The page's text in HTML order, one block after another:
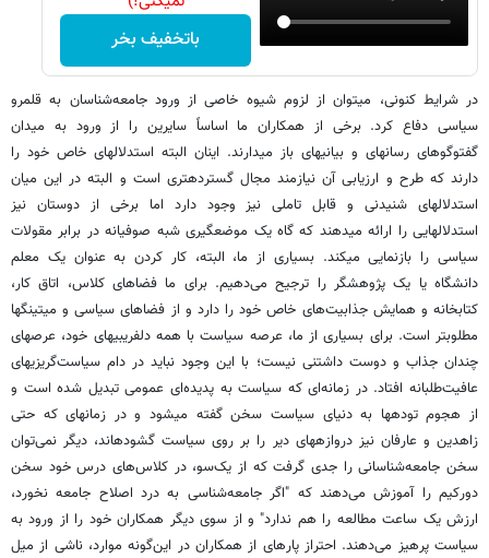
باتخفیف بخر
در شرایط کنونی، می‏توان از لزوم شیوه‌ خاصی از ورود جامعه‌شناسان به قلمرو
سیاسی دفاع کرد. برخی از همکاران ما اساساً سایرین را از ورود به میدان
گفت‏وگوهای رسانه‏ای و بیانیه‏ای باز می‏دارند. اینان البته استدلال‏های خاص خود را
دارند که طرح و ارزیابی آن نیازمند مجال گسترده‏تری است و البته در این میان
استدلال‏های شنیدنی و قابل تاملی نیز وجود دارد اما برخی از دوستان نیز
استدلال‏هایی را ارائه می‏دهند که گاه یک موضع‏گیری شبه صوفیانه در برابر مقولات
سیاسی را بازنمایی می‏کند. بسیاری از ما، البته،‌ کار کردن به عنوان یک معلم
دانشگاه یا یک پژوهشگر را ترجیح می‌دهیم. برای ما فضاهای کلاس، اتاق کار،
کتابخانه و همایش جذابیت‌های خاص خود را دارد و از فضاهای سیاسی و میتینگ‏ها
مطلوب‏تر است. برای بسیاری از ما، عرصه سیاست با همه‌ دلفریبی‏های خود، عرصه‏ای
چندان جذاب و دوست داشتنی نیست؛ با این وجود نباید در دام‌ سیاست‌گریزی‏های
عافیت‌‌طلبانه افتاد. در زمانه‌ای که سیاست به پدیده‌ای عمومی تبدیل شده است و
از هجوم توده‏ها به دنیای سیاست سخن گفته می‏شود و در زمانه‏ای که حتی
زاهدین و عارفان نیز دروازه‏های دیر را بر روی سیاست گشوده‏اند، دیگر نمی‌توان
سخن جامعه‌شناسانی را جدی گرفت که از یک‌سو، در کلاس‌های درس خود سخن
دورکیم را آموزش می‌دهند که "اگر جامعه‌شناسی به درد اصلاح جامعه نخورد،
ارزش یک ساعت مطالعه را هم ندارد" و از سوی دیگر همکاران خود را از ورود به
سیاست پرهیز می‌دهند. احتراز پاره‏ای از همکاران در این‌گونه موارد، ناشی از میل